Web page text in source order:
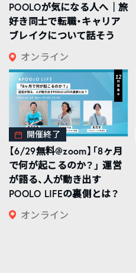
POOLOが気になる人へ｜旅
好き同士で転職・キャリア
ブレイクについて話そう
オンライン
開催終了
【6/29無料@zoom】「8ヶ月
で何が起こるのか？」 運営
が語る、人が動き出す
POOLO LIFEの裏側とは？
オンライン